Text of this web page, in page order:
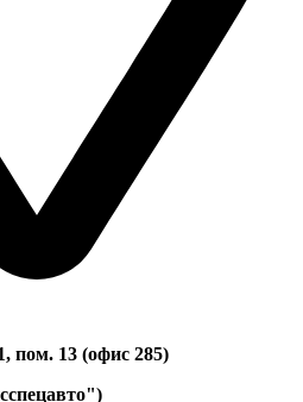
пом. 13 (офис 285)